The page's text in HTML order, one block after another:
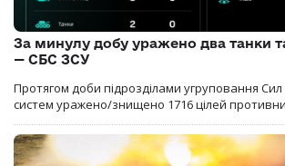
За минулу добу уражено два танки
— СБС ЗСУ
Протягом доби підрозділами угруповання Сил
систем уражено/знищено 1716 цілей